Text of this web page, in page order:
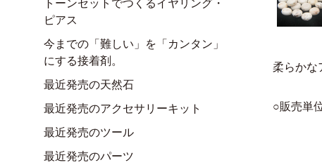
柔らかな
○販売単
トーンセットでつくるイヤリング・
ピアス
今までの「難しい」を「カンタン」
にする接着剤。
最近発売の天然石
最近発売のアクセサリーキット
最近発売のツール
最近発売のパーツ